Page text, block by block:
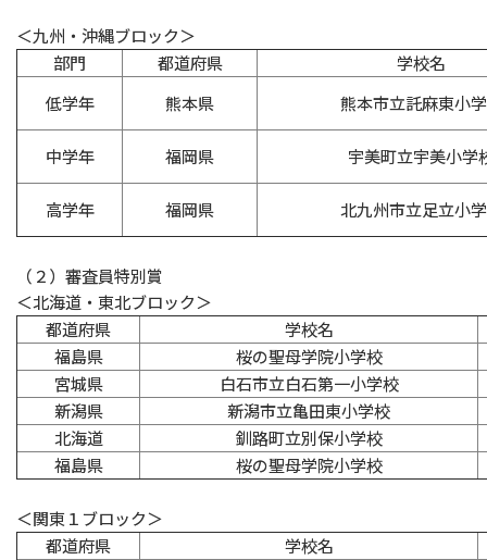
＜九州・沖縄ブロック＞
部門
都道府県
学校名
低学年
熊本県 熊本市立託麻東小
中学年 福岡県 宇美町立宇美小学
高学年 福岡県 北九州市立足立小
（２）審査員特別賞
＜北海道・東北ブロック＞
都道府県
学校名
福島県
桜の聖母学院小学校
宮城県
白石市立白石第一小学校
新潟県
新潟市立亀田東小学校
北海道
釧路町立別保小学校
福島県
桜の聖母学院小学校
＜関東１ブロック＞
都道府県
学校名